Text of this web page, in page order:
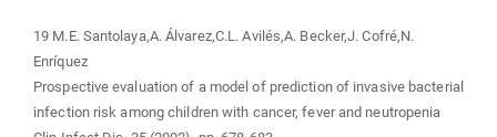
19 M.E. Santolaya,A. Álvarez,C.L. Avilés,A. Becker,J. Cofré,N.
Enríquez
Prospective evaluation of a model of prediction of invasive bacterial
infection risk among children with cancer, fever and neutropenia